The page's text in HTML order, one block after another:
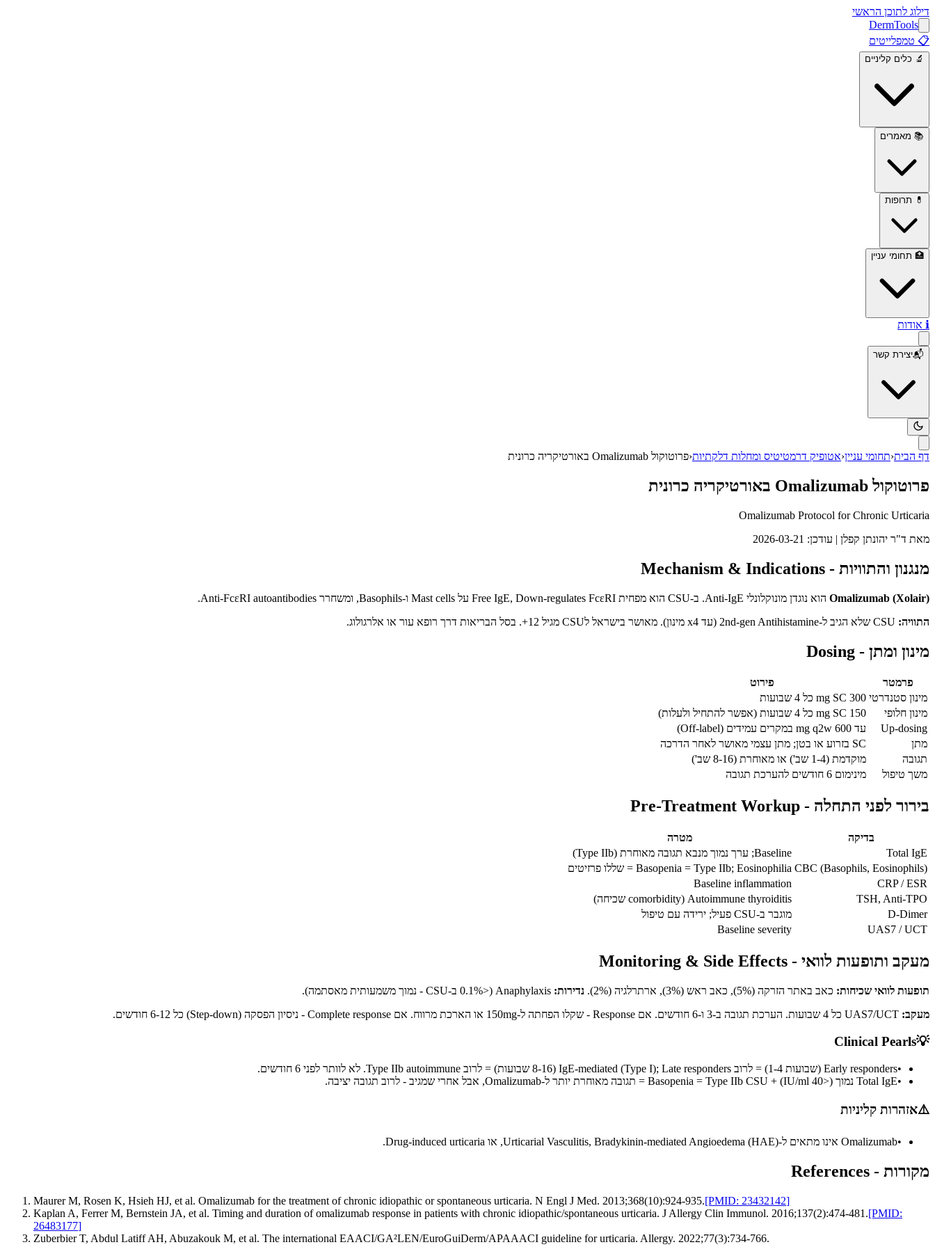
דילוג לתוכן הראשי
DermTools
📋 טמפלייטים
🔬 כלים קליניים
📚 מאמרים
💊 תרופות
🏥 תחומי עניין
ℹ️ אודות
📬יצירת קשר
דף הבית‹תחומי עניין‹אטופיק דרמטיטיס ומחלות דלקתיות‹פרוטוקול Omalizumab באורטיקריה כרונית
פרוטוקול Omalizumab באורטיקריה כרונית
Omalizumab Protocol for Chronic Urticaria
מאת ד"ר יהונתן קפלן | עודכן: 2026-03-21
מנגנון והתוויות - Mechanism & Indications
Omalizumab (Xolair) הוא נוגדן מונוקלונלי Anti-IgE. ב-CSU הוא מפחית Free IgE, Down-regulates FcεRI על Mast cells ו-Basophils, ומשחרר Anti-FcεRI autoantibodies.
התוויה:
מינון ומתן - Dosing
פרמטר
פירוט
מינון סטנדרטי 300 mg SC כל 4 שבועות
מינון חלופי
150 mg SC כל 4 שבועות (אפשר להתחיל ולעלות)
Up-dosing
עד 600 mg q2w במקרים עמידים (Off-label)
מתן
SC בזרוע או בטן; מתן עצמי מאושר לאחר הדרכה
תגובה
מוקדמת (1-4 שב') או מאוחרת (8-16 שב')
משך טיפול
מינימום 6 חודשים להערכת תגובה
בירור לפני התחלה - Pre-Treatment Workup
בדיקה
מטרה
Total IgE
Baseline; ערך נמוך מנבא תגובה מאוחרת (Type IIb)
CBC (Basophils, Eosinophils) Basopenia = Type IIb; Eosinophilia = שללו פרזיטים
CRP / ESR
Baseline inflammation
TSH, Anti-TPO
Autoimmune thyroiditis (comorbidity שכיחה)
D-Dimer
מוגבר ב-CSU פעיל; ירידה עם טיפול
UAS7 / UCT
Baseline severity
מעקב ותופעות לוואי - Monitoring & Side Effects
תופעות לוואי שכיחות: כאב באתר הזרקה (5%), כאב ראש (3%), ארתרלגיה (2%). נדירות:
מעקב:
💡
Clinical Pearls
•Early responders (שבועות 1-4) = לרוב IgE-mediated (Type I); Late responders (8-16 שבועות) = לרוב Type IIb autoimmune. לא לוותר לפני 6 חודשים.
•Total IgE נמוך (<40 IU/ml) + Basopenia = Type IIb CSU = תגובה מאוחרת יותר ל-Omalizumab, אבל אחרי שמגיב - לרוב תגובה יציבה.
⚠️אזהרות קליניות
•Omalizumab אינו מתאים ל-Urticarial Vasculitis, Bradykinin-mediated Angioedema (HAE), או Drug-induced urticaria.
מקורות - References
Maurer M, Rosen K, Hsieh HJ, et al. Omalizumab for the treatment of chronic idiopathic or spontaneous urticaria. N Engl J Med. 2013;368(10):924-935.[PMID: 23432142]
Kaplan A, Ferrer M, Bernstein JA, et al. Timing and duration of omalizumab response in patients with chronic idiopathic/spontaneous urticaria. J Allergy Clin Immunol. 2016;137(2):474-481.[PMID:
26483177]
Zuberbier T, Abdul Latiff AH, Abuzakouk M, et al. The international EAACI/GA²LEN/EuroGuiDerm/APAAACI guideline for urticaria. Allergy. 2022;77(3):734-766.